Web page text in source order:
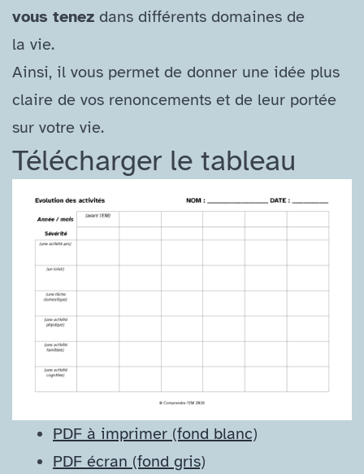
vous tenez dans différents domaines de
la vie.
Ainsi, il vous permet de donner une idée plus
claire de vos renoncements et de leur portée
sur votre vie.
Télécharger le tableau
PDF à imprimer (fond blanc)
PDF écran (fond gris)